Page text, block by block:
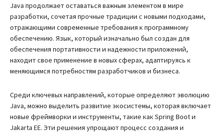
Java продолжает оставаться важным элементом в мире
разработки, сочетая прочные традиции с новыми подходами,
отражающими современные требования к программному
обеспечению. Язык, который изначально был создан для
обеспечения портативности и надежности приложений,
находит свое применение в новых сферах, адаптируясь к
меняющимся потребностям разработчиков и бизнеса.
Среди ключевых направлений, которые определяют эволюцию
Java, можно выделить развитие экосистемы, которая включает
новые фреймворки и инструменты, такие как Spring Boot и
Jakarta EE. Эти решения упрощают процесс создания и